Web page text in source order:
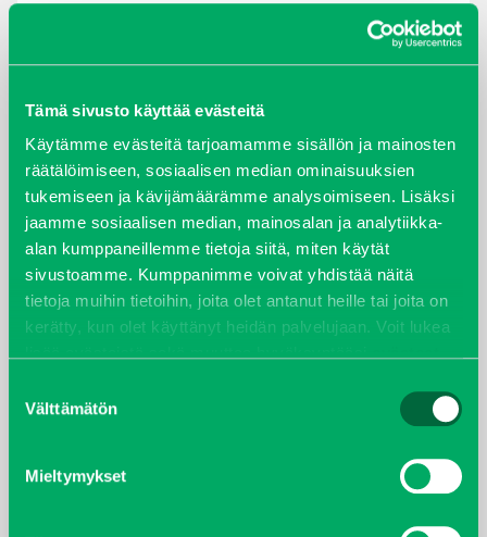
Tämä sivusto käyttää evästeitä
Käytämme evästeitä tarjoamamme sisällön ja mainosten
räätälöimiseen, sosiaalisen median ominaisuuksien
tukemiseen ja kävijämäärämme analysoimiseen. Lisäksi
jaamme sosiaalisen median, mainosalan ja analytiikka-
alan kumppaneillemme tietoja siitä, miten käytät
sivustoamme. Kumppanimme voivat yhdistää näitä
tietoja muihin tietoihin, joita olet antanut heille tai joita on
kerätty, kun olet käyttänyt heidän palvelujaan. Voit lukea
valinta
Välttämätön
Mieltymykset
maaliskuu 2026
elokuu 2024
syyskuu 2023
joulukuu 2022
huhtikuu 2022
lokakuu 2021